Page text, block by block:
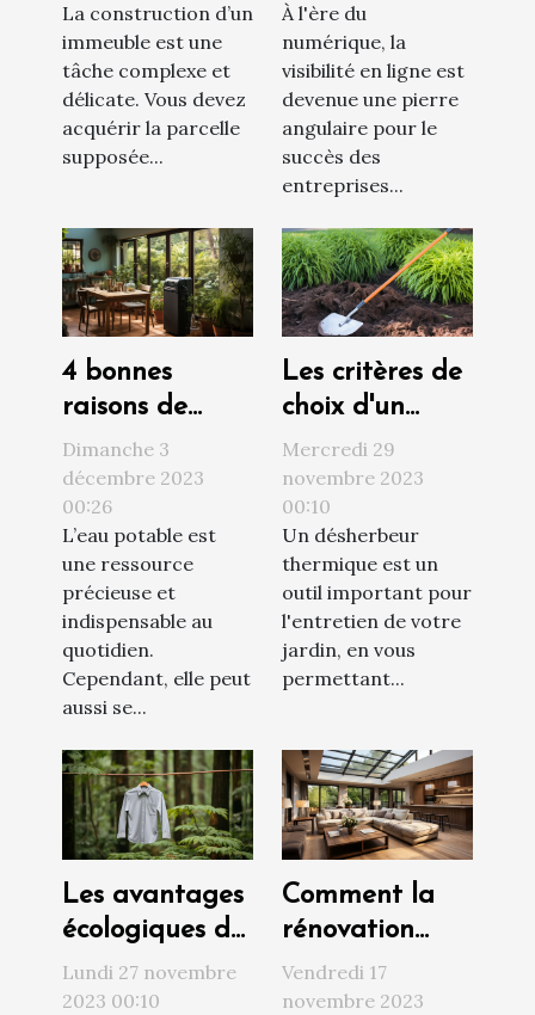
La construction d’un
immeuble est une
tâche complexe et
délicate. Vous devez
acquérir la parcelle
supposée...
augmenter la
visibilité d'une
entreprise
À l'ère du
numérique, la
visibilité en ligne est
devenue une pierre
angulaire pour le
succès des
entreprises...
4 bonnes
raisons de
faire installer
un adoucisseur
d’eau chez soi
Dimanche 3
décembre 2023
00:26
L’eau potable est
une ressource
précieuse et
indispensable au
quotidien.
Cependant, elle peut
aussi se...
Les critères de
choix d'un
désherbeur
thermique
Mercredi 29
novembre 2023
00:10
Un désherbeur
thermique est un
outil important pour
l'entretien de votre
jardin, en vous
permettant...
Les avantages
écologiques de
l'utilisation des
étendoirs à
Lundi 27 novembre
2023 00:10
Comment la
rénovation
peut
augmenter la
Vendredi 17
novembre 2023